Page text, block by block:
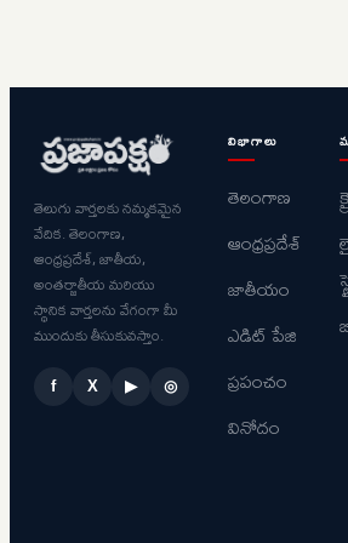
జనసేన,
వైసీపీ..
తెలుగు వార్తలకు నమ్మకమైన
వేదిక. తెలంగాణ,
ఆంధ్రప్రదేశ్, జాతీయ,
అంతర్జాతీయ మరియు
స్థానిక వార్తలను వేగంగా మీ
ముందుకు తీసుకువస్తాం.
f X ▶ ◎
విభాగాలు
తెలంగాణ
ఆంధ్రప్రదేశ్
జాతీయం
ఎడిట్ పేజి
ప్రపంచం
వినోదం